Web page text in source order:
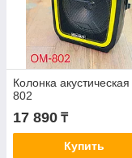
Колонка
802
17 890 ₸
Купить